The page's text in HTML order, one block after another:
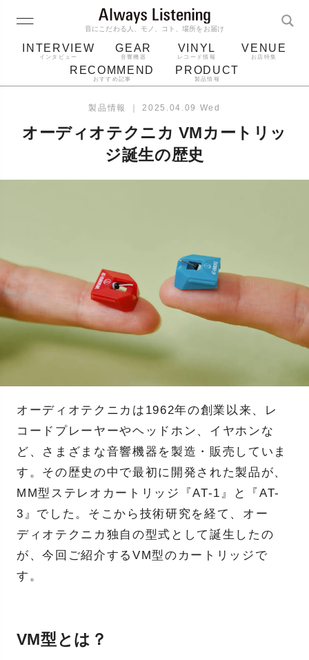
音にこだわる人、モノ、コト、場所をお届け
INTERVIEW
インタビュー
GEAR
音響機器
VINYL
レコード情報
VENUE
お店特集
RECOMMEND
おすすめ記事
PRODUCT
製品情報
レコード針
製品情報 ｜ 2025.04.09 Wed
オーディオテクニカ VMカートリッ
ジ誕生の歴史
オーディオテクニカは1962年の創業以来、レ
コードプレーヤーやヘッドホン、イヤホンな
ど、さまざまな音響機器を製造・販売していま
す。その歴史の中で最初に開発された製品が、
MM型ステレオカートリッジ『AT-1』と『AT-
3』でした。そこから技術研究を経て、オー
ディオテクニカ独自の型式として誕生したの
が、今回ご紹介するVM型のカートリッジで
す。
VM型とは？